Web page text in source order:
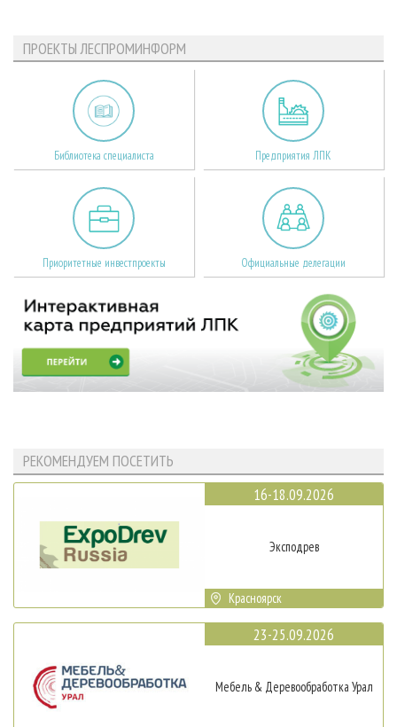
ПРОЕКТЫ ЛЕСПРОМИНФОРМ
Библиотека специалиста Предприятия ЛПК
Приоритетные инвестпроекты Официальные делегации
РЕКОМЕНДУЕМ ПОСЕТИТЬ
16-18.09.2026
Эксподрев
Красноярск
23-25.09.2026
Мебель & Деревообработка Урал